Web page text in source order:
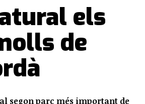
els
de
segon parc més important de